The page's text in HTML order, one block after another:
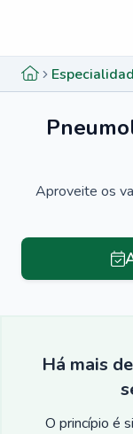
Aproveite os
Há mais
O princípio é